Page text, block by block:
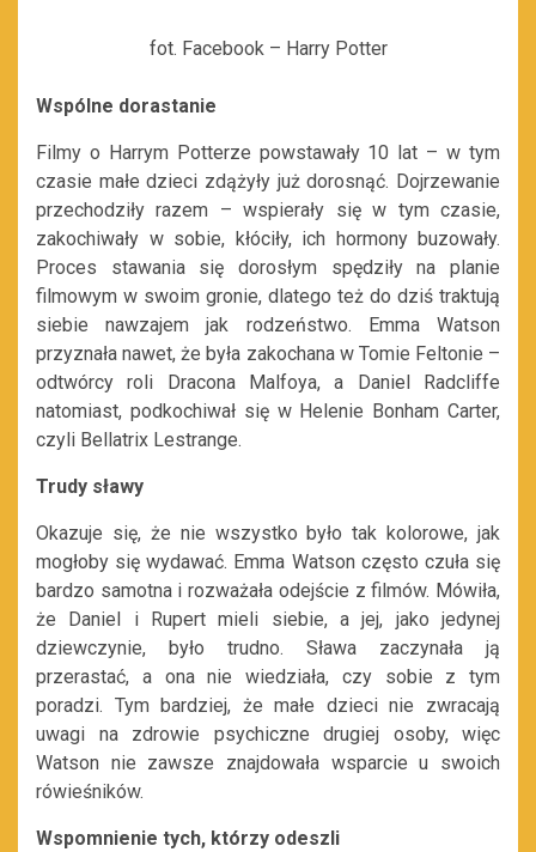
fot. Facebook – Harry Potter
Wspólne dorastanie
Filmy o Harrym Potterze powstawały 10 lat – w tym
czasie małe dzieci zdążyły już dorosnąć. Dojrzewanie
przechodziły razem – wspierały się w tym czasie,
zakochiwały w sobie, kłóciły, ich hormony buzowały.
Proces stawania się dorosłym spędziły na planie
filmowym w swoim gronie, dlatego też do dziś traktują
siebie nawzajem jak rodzeństwo. Emma Watson
przyznała nawet, że była zakochana w Tomie Feltonie –
odtwórcy roli Dracona Malfoya, a Daniel Radcliffe
natomiast, podkochiwał się w Helenie Bonham Carter,
czyli Bellatrix Lestrange.
Trudy sławy
Okazuje się, że nie wszystko było tak kolorowe, jak
mogłoby się wydawać. Emma Watson często czuła się
bardzo samotna i rozważała odejście z filmów. Mówiła,
że Daniel i Rupert mieli siebie, a jej, jako jedynej
dziewczynie, było trudno. Sława zaczynała ją
przerastać, a ona nie wiedziała, czy sobie z tym
poradzi. Tym bardziej, że małe dzieci nie zwracają
uwagi na zdrowie psychiczne drugiej osoby, więc
Watson nie zawsze znajdowała wsparcie u swoich
rówieśników.
Wspomnienie tych, którzy odeszli